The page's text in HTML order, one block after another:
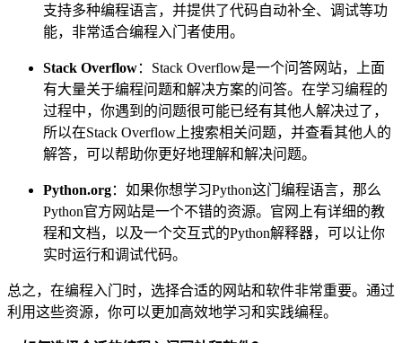
支持多种编程语言，并提供了代码自动补全、调试等功
能，非常适合编程入门者使用。
Stack Overflow：Stack Overflow是一个问答网站，上面
有大量关于编程问题和解决方案的问答。在学习编程的
过程中，你遇到的问题很可能已经有其他人解决过了，
所以在Stack Overflow上搜索相关问题，并查看其他人的
解答，可以帮助你更好地理解和解决问题。
Python.org：如果你想学习Python这门编程语言，那么
Python官方网站是一个不错的资源。官网上有详细的教
程和文档，以及一个交互式的Python解释器，可以让你
实时运行和调试代码。
总之，在编程入门时，选择合适的网站和软件非常重要。通过
利用这些资源，你可以更加高效地学习和实践编程。